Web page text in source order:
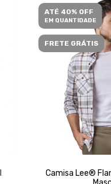
ATÉ 40% OFF
EM QUANTIDADE
FRETE GRÁTIS
Camisa Lee®